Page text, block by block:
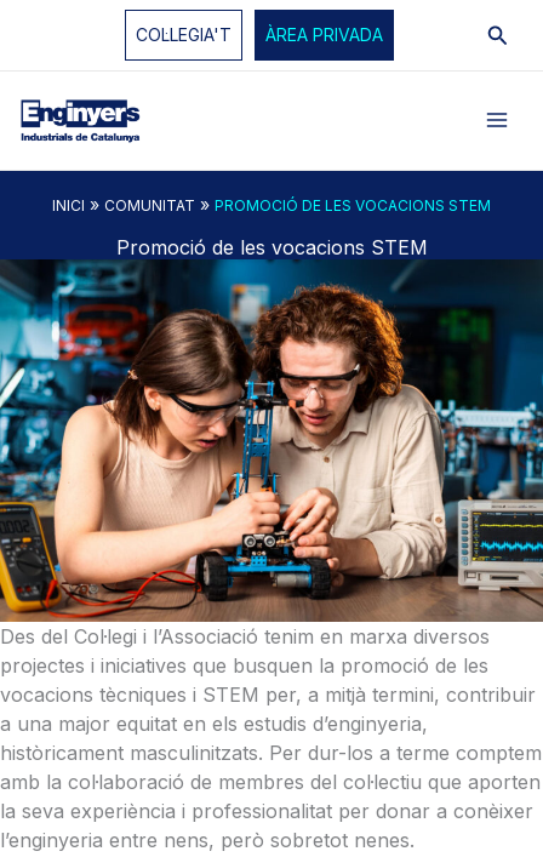
COL·LEGIA'T ÀREA PRIVADA
INICI » COMUNITAT » PROMOCIÓ DE LES VOCACIONS STEM
Promoció de les vocacions STEM
Des del Col·legi i l’Associació tenim en marxa diversos
projectes i iniciatives que busquen la promoció de les
vocacions tècniques i STEM per, a mitjà termini, contribuir
a una major equitat en els estudis d’enginyeria,
històricament masculinitzats. Per dur-los a terme comptem
amb la col·laboració de membres del col·lectiu que aporten
la seva experiència i professionalitat per donar a conèixer
l’enginyeria entre nens, però sobretot nenes.